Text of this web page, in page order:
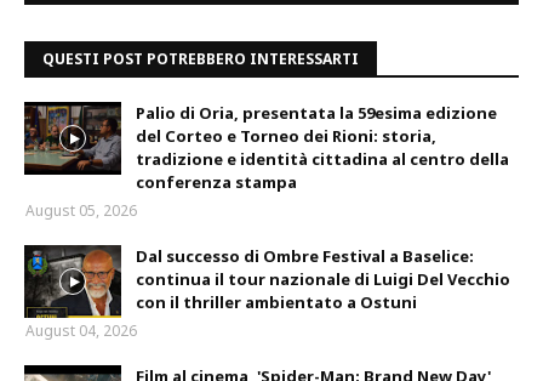
QUESTI POST POTREBBERO INTERESSARTI
Palio di Oria, presentata la 59esima edizione
del Corteo e Torneo dei Rioni: storia,
tradizione e identità cittadina al centro della
conferenza stampa
August 05, 2026
Dal successo di Ombre Festival a Baselice:
continua il tour nazionale di Luigi Del Vecchio
con il thriller ambientato a Ostuni
August 04, 2026
Film al cinema, 'Spider-Man: Brand New Day'